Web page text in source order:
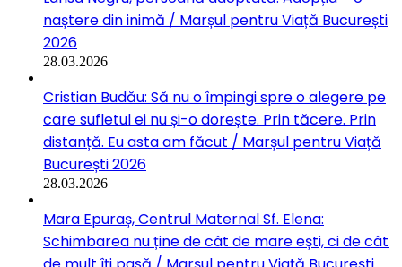
naștere din inimă / Marșul pentru Viață București
2026
28.03.2026
Cristian Budău: Să nu o împingi spre o alegere pe
care sufletul ei nu și-o dorește. Prin tăcere. Prin
distanță. Eu asta am făcut / Marșul pentru Viață
București 2026
28.03.2026
Mara Epuraș, Centrul Maternal Sf. Elena:
Schimbarea nu ține de cât de mare ești, ci de cât